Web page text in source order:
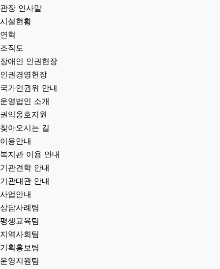
관장 인사말
시설현황
연혁
조직도
장애인 인권헌장
인권경영헌장
국가인권위 안내
운영법인 소개
권익옹호지원
찾아오시는 길
이용안내
복지관 이용 안내
기관견학 안내
기관대관 안내
사업안내
상담사례팀
평생교육팀
지역사회팀
기획홍보팀
운영지원팀